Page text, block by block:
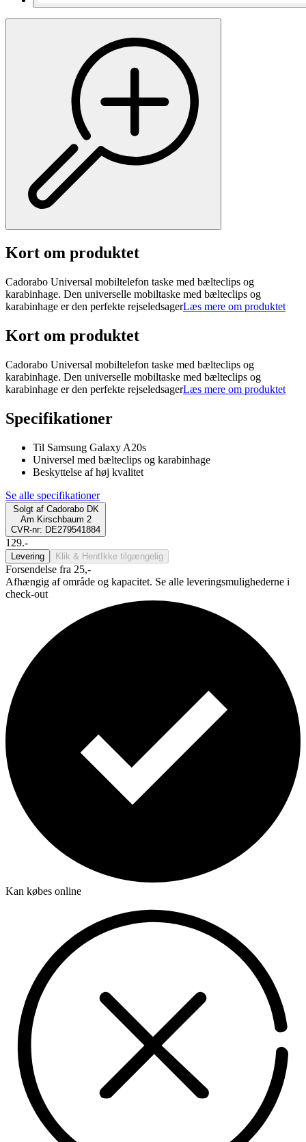
Kort om produktet
Cadorabo Universal mobiltelefon taske med bælteclips og
karabinhage. Den universelle mobiltaske med bælteclips og
karabinhage er den perfekte rejseledsagerLæs mere om produktet
Kort om produktet
Cadorabo Universal mobiltelefon taske med bælteclips og
karabinhage. Den universelle mobiltaske med bælteclips og
karabinhage er den perfekte rejseledsagerLæs mere om produktet
Specifikationer
Til Samsung Galaxy A20s
Universel med bælteclips og karabinhage
Beskyttelse af høj kvalitet
Se alle specifikationer
Solgt af Cadorabo DK
Am Kirschbaum 2
CVR-nr: DE279541884
129.-
Levering Klik & Hent Ikke tilgængelig
Forsendelse fra 25,-
Afhængig af område og kapacitet. Se alle leveringsmulighederne i
check-out
Kan købes online